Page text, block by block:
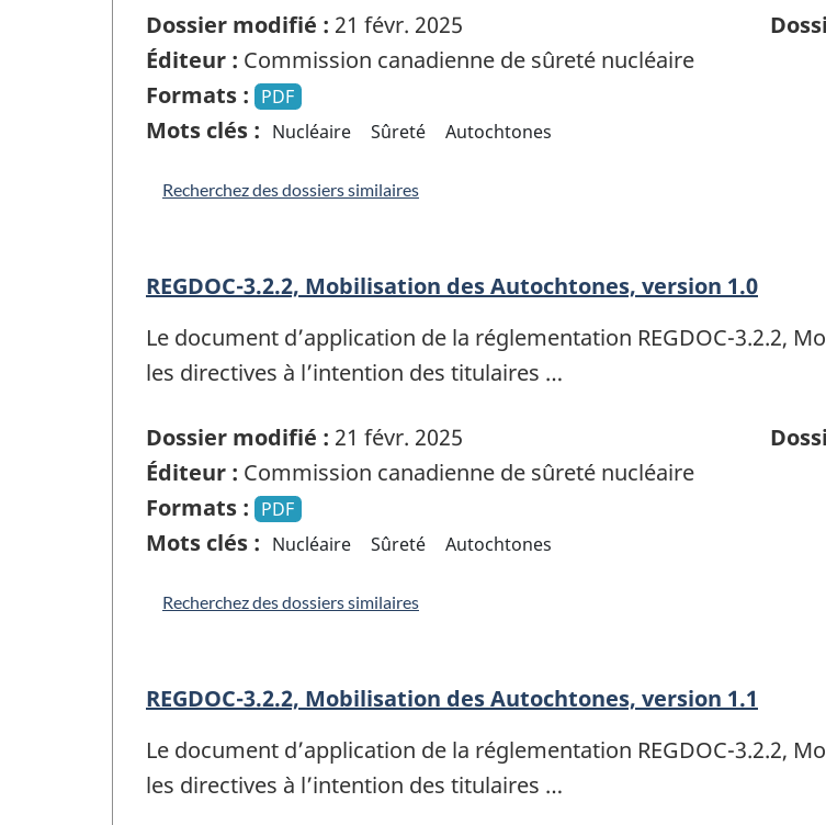
Dossier modifié : 21 févr. 2025
Éditeur : Commission canadienne de sûreté nucléaire
Formats : PDF
Mots clés : Nucléaire Sûreté Autochtones
Recherchez des dossiers similaires
REGDOC-3.2.2, Mobilisation des Autochtones, version 1.0
Le document d’application de la réglementation REGDOC-3.2.2,
les directives à l’intention des titulaires …
Dossier modifié : 21 févr. 2025
Éditeur : Commission canadienne de sûreté nucléaire
Formats : PDF
Mots clés : Nucléaire Sûreté Autochtones
Recherchez des dossiers similaires
REGDOC-3.2.2, Mobilisation des Autochtones, version 1.1
Le document d’application de la réglementation REGDOC-3.2.2,
les directives à l’intention des titulaires …